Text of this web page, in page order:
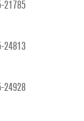
21785
24813
24928